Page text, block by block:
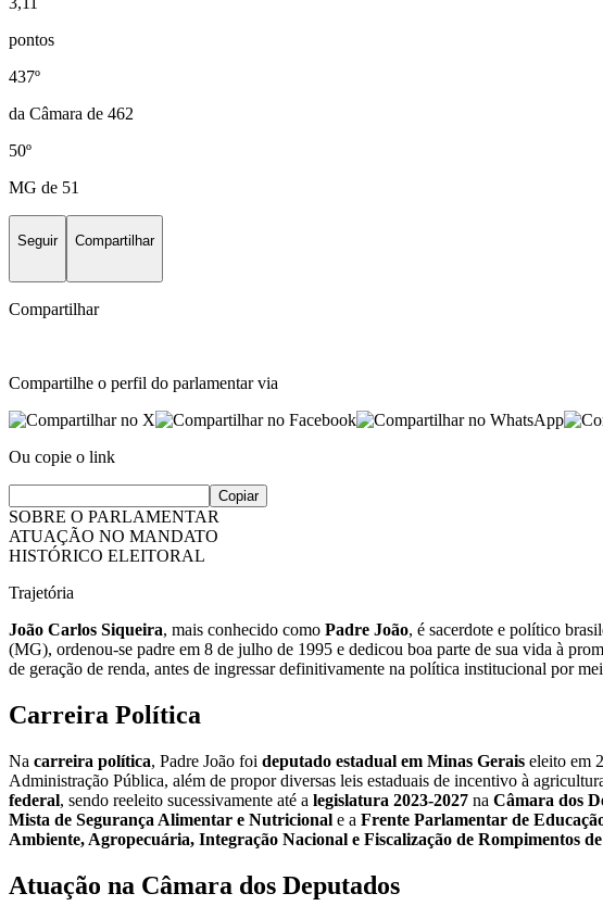
pontos
437º
da Câmara de 462
50º
MG de 51
Seguir Compartilhar
Compartilhar
Compartilhe o perfil do parlamentar via
Ou copie o link
Copiar
SOBRE O PARLAMENTAR
ATUAÇÃO NO MANDATO
HISTÓRICO ELEITORAL
Trajetória
João Carlos Siqueira, mais conhecido como Padre João, é sacerdote e político
(MG), ordenou-se padre em 8 de julho de 1995 e dedicou boa parte de sua vida à
de geração de renda, antes de ingressar definitivamente na política institucional por
Carreira Política
Na carreira política, Padre João foi deputado estadual em Minas Gerais eleito em
Administração Pública, além de propor diversas leis estaduais de incentivo à
federal, sendo reeleito sucessivamente até a legislatura 2023-2027 na Câmara dos
Mista de Segurança Alimentar e Nutricional e a Frente Parlamentar de
Ambiente, Agropecuária, Integração Nacional e Fiscalização de Rompimentos
Atuação na Câmara dos Deputados